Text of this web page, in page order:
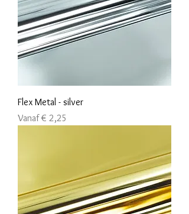
Flex Metal - silver
Vanaf€ 2,25
Verkoopprijs